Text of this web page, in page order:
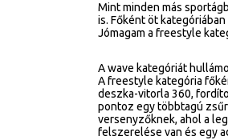
Mint minden más
is. Főként öt
Jómagam a freestyle
A wave kategóriát
A freestyle kategória
deszka-vitorla 360,
pontoz egy többtagú
versenyzőknek, ahol a
felszerelése van és egy